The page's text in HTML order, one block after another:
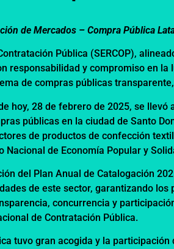
de Mercados –Compra Pública
Pública (SERCOP),
responsabilidad y compromiso en la
de compras públicas
hoy, 28 de febrero de 2025, se
públicas en la ciudad de Santo
de productos de confección
Nacional de Economía Popular y
del Plan Anual de Catalogación
de este sector, garantizando
concurrencia y
de Contratación Pública.
tuvo gran acogida y la